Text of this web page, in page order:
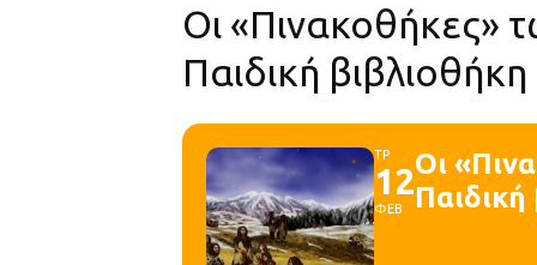
Οι «Πινακοθήκες»
Παιδική βιβλιοθήκη
ΤΡ
12
ΦΕΒ
Οι
Παιδική